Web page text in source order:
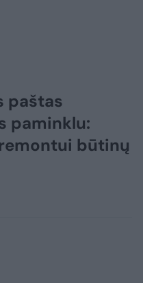
paštas
paminklu:
būtinų